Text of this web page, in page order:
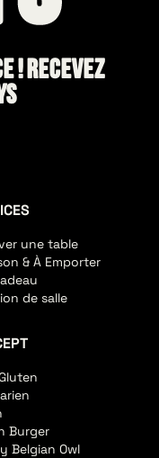
! Recevez
une table
& À Emporter
de salle
Burger
Belgian Owl